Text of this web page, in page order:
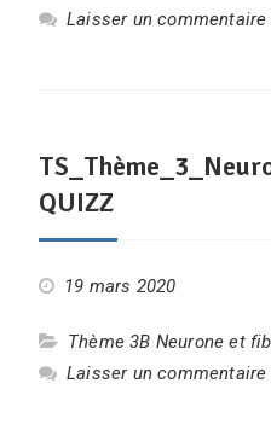
Laisser un commentaire
QUIZZ
19 mars 2020
Thème 3B Neurone et
Laisser un commentaire